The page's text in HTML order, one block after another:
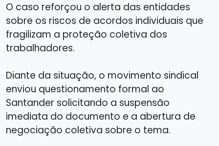
O caso reforçou o alerta das entidades
sobre os riscos de acordos individuais que
fragilizam a proteção coletiva dos
trabalhadores.
Diante da situação, o movimento sindical
enviou questionamento formal ao
Santander solicitando a suspensão
imediata do documento e a abertura de
negociação coletiva sobre o tema.